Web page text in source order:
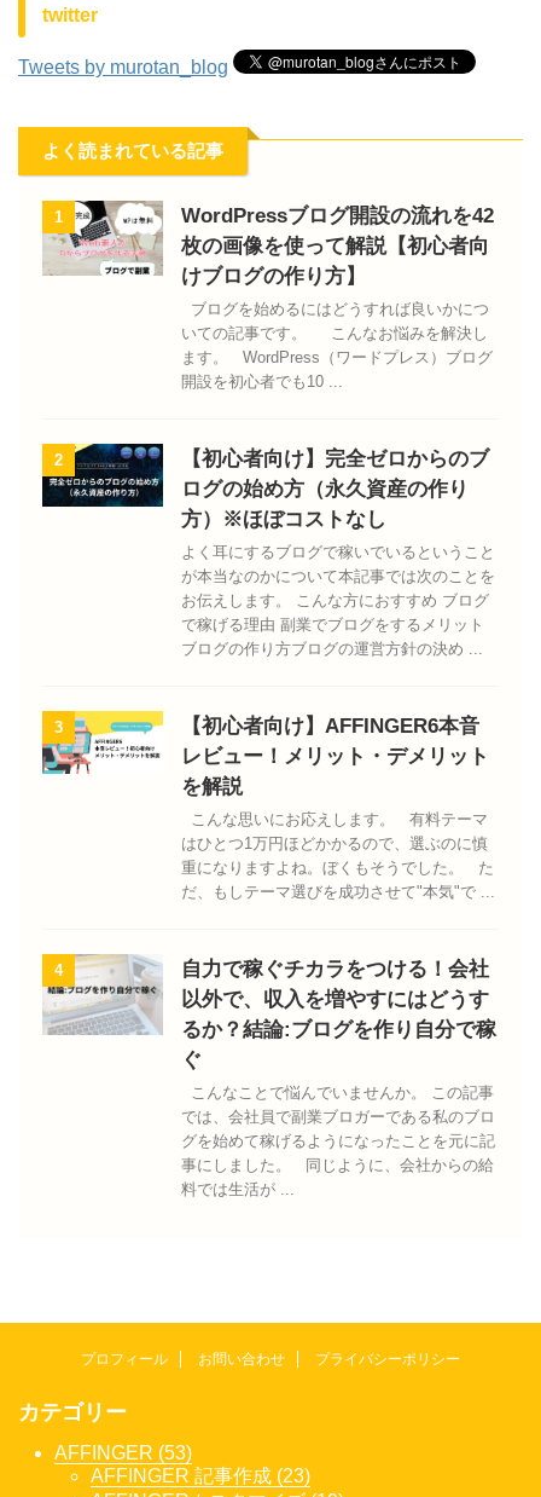
twitter
Tweets by murotan_blog
よく読まれている記事
1
WordPressブログ開設の流れを42
枚の画像を使って解説【初心者向
けブログの作り方】
ブログを始めるにはどうすれば良いかにつ
いての記事です。 こんなお悩みを解決し
ます。 WordPress（ワードプレス）ブログ
開設を初心者でも10 ...
2
【初心者向け】完全ゼロからのブ
ログの始め方（永久資産の作り
方）※ほぼコストなし
よく耳にするブログで稼いでいるということ
が本当なのかについて本記事では次のことを
お伝えします。 こんな方におすすめ ブログ
で稼げる理由 副業でブログをするメリット
ブログの作り方ブログの運営方針の決め ...
3
【初心者向け】AFFINGER6本音
レビュー！メリット・デメリット
を解説
こんな思いにお応えします。 有料テーマ
はひとつ1万円ほどかかるので、選ぶのに慎
重になりますよね。ぼくもそうでした。 た
だ、もしテーマ選びを成功させて"本気"で ...
4
自力で稼ぐチカラをつける！会社
以外で、収入を増やすにはどうす
るか？結論:ブログを作り自分で稼
ぐ
こんなことで悩んでいませんか。 この記事
では、会社員で副業ブロガーである私のブロ
グを始めて稼げるようになったことを元に記
事にしました。 同じように、会社からの給
料では生活が ...
プロフィール お問い合わせ プライバシーポリシー
カテゴリー
AFFINGER (53)
AFFINGER 記事作成 (23)